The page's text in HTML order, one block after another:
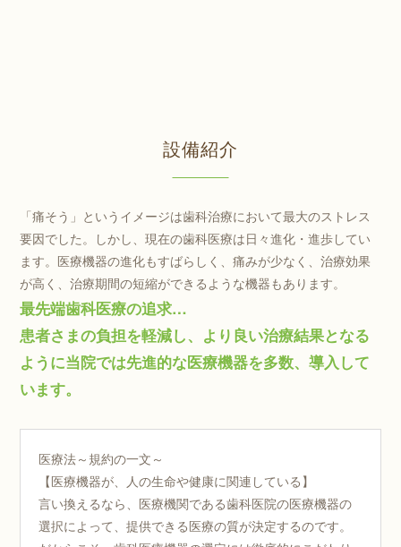
設備紹介
「痛そう」というイメージは歯科治療において最大のストレス
要因でした。しかし、現在の歯科医療は日々進化・進歩してい
ます。医療機器の進化もすばらしく、痛みが少なく、治療効果
が高く、治療期間の短縮ができるような機器もあります。
最先端歯科医療の追求…
患者さまの負担を軽減し、より良い治療結果となる
ように当院では先進的な医療機器を多数、導入して
います。
医療法～規約の一文～
【医療機器が、人の生命や健康に関連している】
言い換えるなら、医療機関である歯科医院の医療機器の
選択によって、提供できる医療の質が決定するのです。